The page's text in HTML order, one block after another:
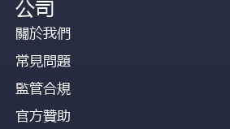
公司
關於我們
常見問題
監管合規
官方贊助